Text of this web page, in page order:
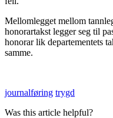
Mellomlegget mellom
honorartakst legger seg til
honorar lik departementets
samme.
journalføring trygd
Was this article helpful?